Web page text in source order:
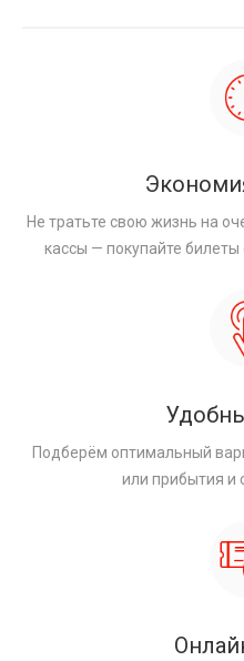
Не тратьте свою жизнь на
кассы — покупайте
Подберём оптимальный
или прибытия и